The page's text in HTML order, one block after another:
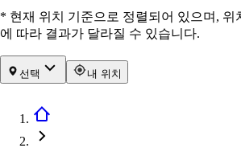
* 현재 위치 기준으로 정렬되어 있으며, 위
에 따라 결과가 달라질 수 있습니다.
선택 내 위치